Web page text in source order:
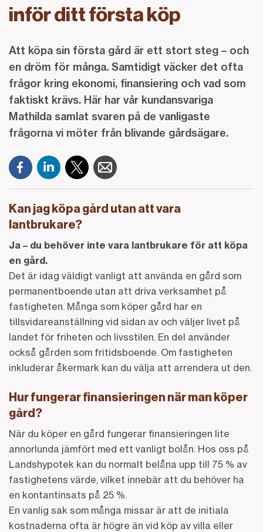
inför ditt första köp
Att köpa sin första gård är ett stort steg – och
en dröm för många. Samtidigt väcker det ofta
frågor kring ekonomi, finansiering och vad som
faktiskt krävs. Här har vår kundansvariga
Mathilda samlat svaren på de vanligaste
frågorna vi möter från blivande gårdsägare.
Kan jag köpa gård utan att vara
lantbrukare?
Ja – du behöver inte vara lantbrukare för att köpa
en gård.
Det är idag väldigt vanligt att använda en gård som
permanentboende utan att driva verksamhet på
fastigheten. Många som köper gård har en
tillsvidareanställning vid sidan av och väljer livet på
landet för friheten och livsstilen. En del använder
också gården som fritidsboende. Om fastigheten
inkluderar åkermark kan du välja att arrendera ut den.
Hur fungerar finansieringen när man köper
gård?
När du köper en gård fungerar finansieringen lite
annorlunda jämfört med ett vanligt bolån. Hos oss på
Landshypotek kan du normalt belåna upp till 75 % av
fastighetens värde, vilket innebär att du behöver ha
en kontantinsats på 25 %.
En vanlig sak som många missar är att de initiala
kostnaderna ofta är högre än vid köp av villa eller